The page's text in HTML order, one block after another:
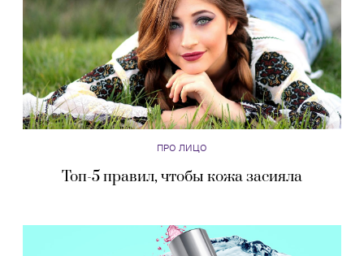
ПРО ЛИЦО
Топ-5 правил, чтобы кожа засияла